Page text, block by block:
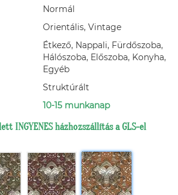
Normál
Orientális, Vintage
Étkező, Nappali, Fürdőszoba,
Hálószoba, Előszoba, Konyha,
Egyéb
Struktúrált
10-15 munkanap
INGYENES házhozszállítás a GLS-el